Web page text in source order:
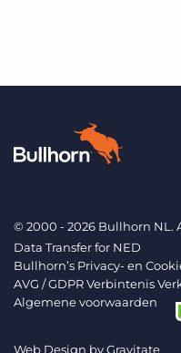
© 2000 - 2026 Bullhorn NL.
Data Transfer for NED
Bullhorn’s Privacy- en
AVG / GDPR Verbintenis
Algemene voorwaarden
Web Design byGravitate